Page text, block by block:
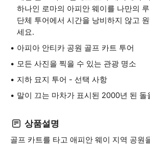
하나인 로마의 아피안 웨이를 나만의
단체 투어에서 시간을 낭비하지 않고
세요.
아피아 안티카 공원 골프 카트 투어
모든 사진을 찍을 수 있는 관광 명소
지하 묘지 투어 - 선택 사항
말이 끄는 마차가 표시된 2000년 된 돌
상품설명
골프 카트를 타고 애피안 웨이 지역 공원